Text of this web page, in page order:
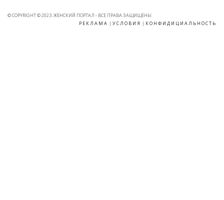
© COPYRIGHT © 2023. ЖЕНСКИЙ ПОРТАЛ - ВСЕ ПРАВА ЗАЩИЩЕНЫ.
РЕКЛАМА | УСЛОВИЯ | КОНФИДИЦИАЛЬНОСТЬ